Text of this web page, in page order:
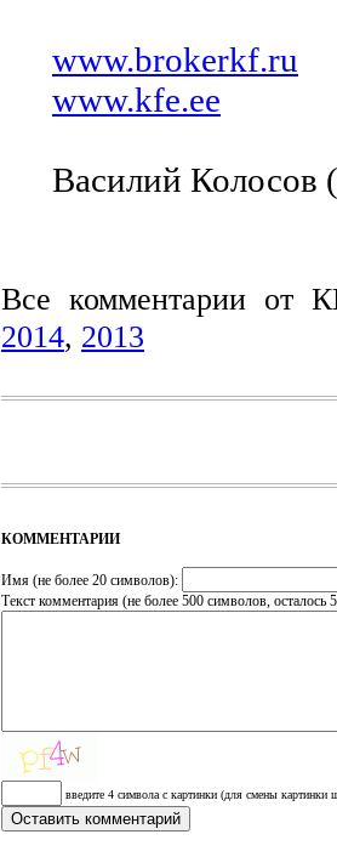
www.brokerkf.ru
www.kfe.ee
Василий Колосов
Все комментарии от
2014, 2013
КОММЕНТАРИИ
Имя (не более 20 символов):
Текст комментария (не более 500 символов, осталось
введите 4 символа с картинки (для смены картинки